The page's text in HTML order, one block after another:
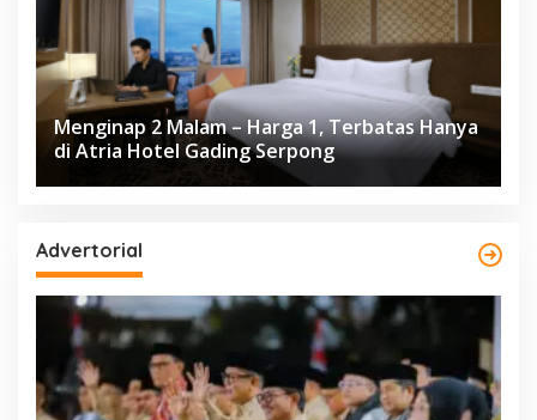
Menginap 2 Malam – Harga 1, Terbatas Hanya
di Atria Hotel Gading Serpong
Advertorial